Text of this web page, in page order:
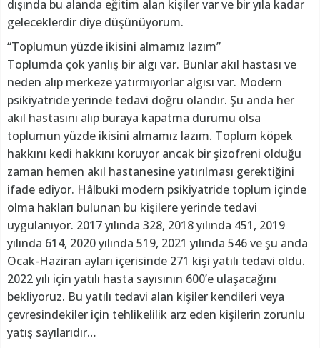
dışında bu alanda eğitim alan kişiler var ve bir yıla kadar
geleceklerdir diye düşünüyorum.
“Toplumun yüzde ikisini almamız lazım”
Toplumda çok yanlış bir algı var. Bunlar akıl hastası ve
neden alıp merkeze yatırmıyorlar algısı var. Modern
psikiyatride yerinde tedavi doğru olandır. Şu anda her
akıl hastasını alıp buraya kapatma durumu olsa
toplumun yüzde ikisini almamız lazım. Toplum köpek
hakkını kedi hakkını koruyor ancak bir şizofreni olduğu
zaman hemen akıl hastanesine yatırılması gerektiğini
ifade ediyor. Hâlbuki modern psikiyatride toplum içinde
olma hakları bulunan bu kişilere yerinde tedavi
uygulanıyor. 2017 yılında 328, 2018 yılında 451, 2019
yılında 614, 2020 yılında 519, 2021 yılında 546 ve şu anda
Ocak-Haziran ayları içerisinde 271 kişi yatılı tedavi oldu.
2022 yılı için yatılı hasta sayısının 600’e ulaşacağını
bekliyoruz. Bu yatılı tedavi alan kişiler kendileri veya
çevresindekiler için tehlikelilik arz eden kişilerin zorunlu
yatış sayılarıdır…